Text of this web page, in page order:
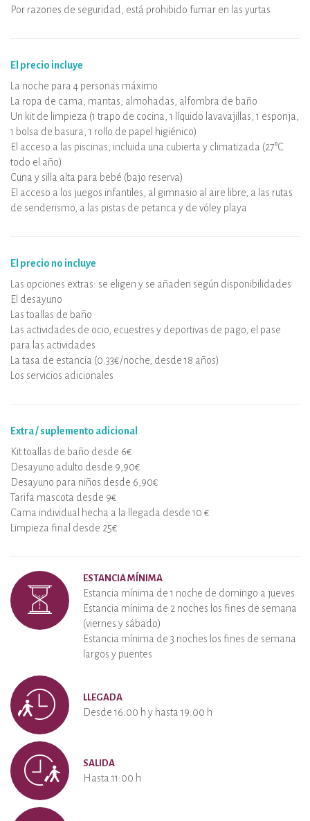
Por razones de seguridad, está prohibido fumar en las yurtas
El precio incluye
La noche para 4 personas máximo
La ropa de cama, mantas, almohadas, alfombra de baño
Un kit de limpieza (1 trapo de cocina, 1 líquido lavavajillas, 1 esponja,
1 bolsa de basura, 1 rollo de papel higiénico)
El acceso a las piscinas, incluida una cubierta y climatizada (27°C
todo el año)
Cuna y silla alta para bebé (bajo reserva)
El acceso a los juegos infantiles, al gimnasio al aire libre, a las rutas
de senderismo, a las pistas de petanca y de vóley playa
El precio no incluye
Las opciones extras: se eligen y se añaden según disponibilidades
El desayuno
Las toallas de baño
Las actividades de ocio, ecuestres y deportivas de pago, el pase
para las actividades
La tasa de estancia (0.33€/noche, desde 18 años)
Los servicios adicionales
Extra / suplemento adicional
Kit toallas de baño desde 6€
Desayuno adulto desde 9,90€
Desayuno para niños desde 6,90€
Tarifa mascota desde 9€
Cama individual hecha a la llegada desde 10 €
Limpieza final desde 25€
ESTANCIA MÍNIMA
Estancia mínima de 1 noche de domingo a jueves
Estancia mínima de 2 noches los fines de semana
(viernes y sábado)
Estancia mínima de 3 noches los fines de semana
largos y puentes
LLEGADA
Desde 16:00 h y hasta 19:00 h
SALIDA
Hasta 11:00 h